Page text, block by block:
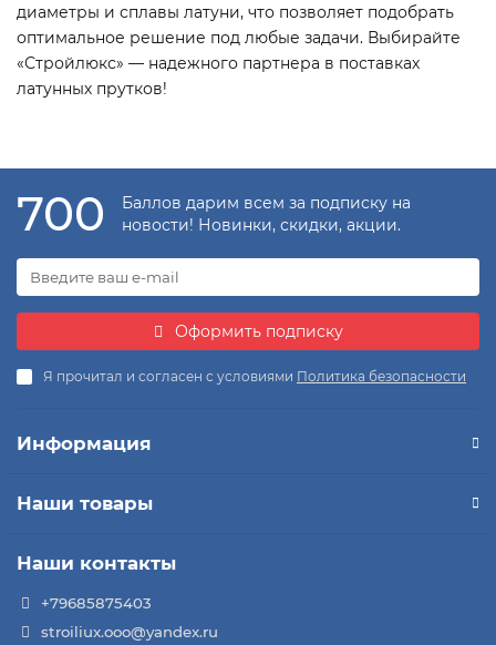
диаметры и сплавы латуни, что позволяет подобрать
оптимальное решение под любые задачи. Выбирайте
«Стройлюкс» — надежного партнера в поставках
латунных прутков!
700
Баллов дарим всем за подписку на
новости! Новинки, скидки, акции.
Оформить подписку
Я прочитал и согласен с условиями Политика безопасности
Информация
Наши товары
Наши контакты
+79685875403
stroiliux.ooo@yandex.ru